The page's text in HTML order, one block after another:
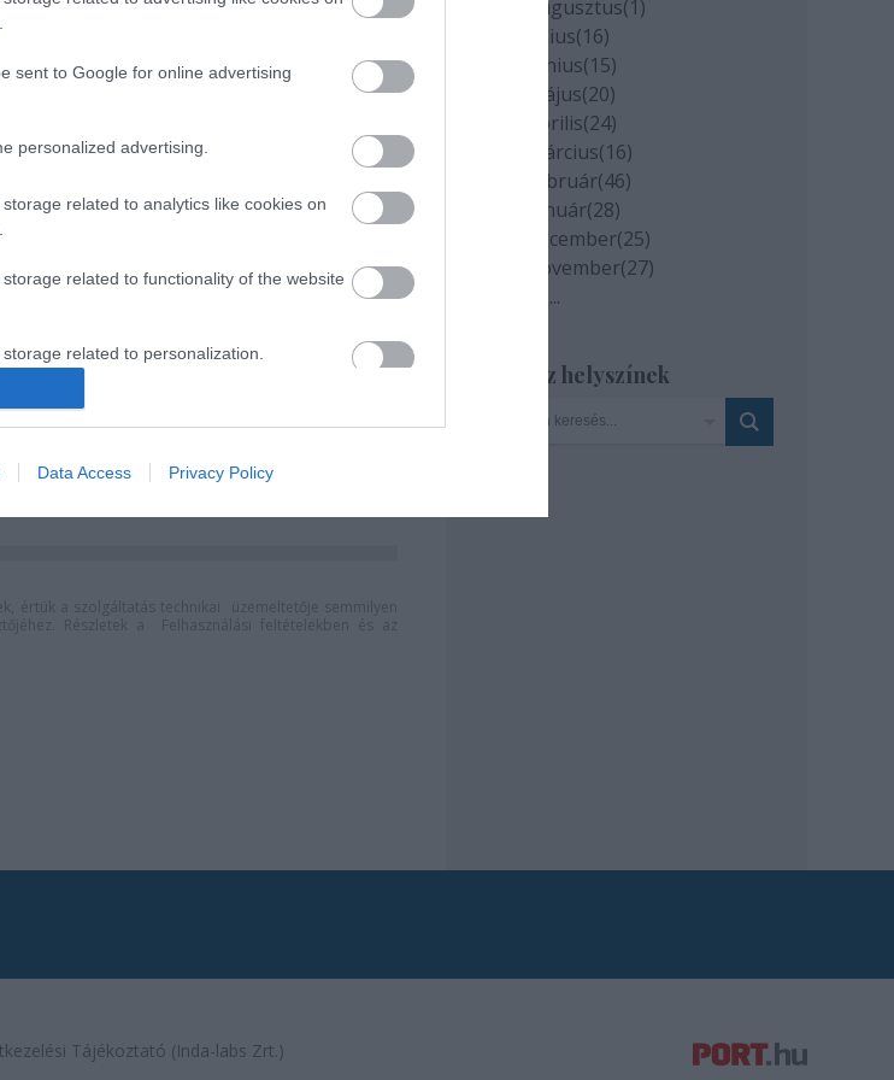
sent to Google for online advertising
personalized advertising.
related to analytics like cookies on
related to functionality of the website
related to personalization.
related to security, including
Data Access Privacy Policy
Új bemutatóra készül a
Veszprémi Petőfi Színház
2020 augusztus(1)
2020 július(16)
2020 június(15)
2020 május(20)
2020 április(24)
2020 március(16)
2020 február(46)
2020 január(28)
2019 december(25)
2019 november(27)
...
Szinház helyszínek
Tájékoztató (Inda-labs Zrt.)